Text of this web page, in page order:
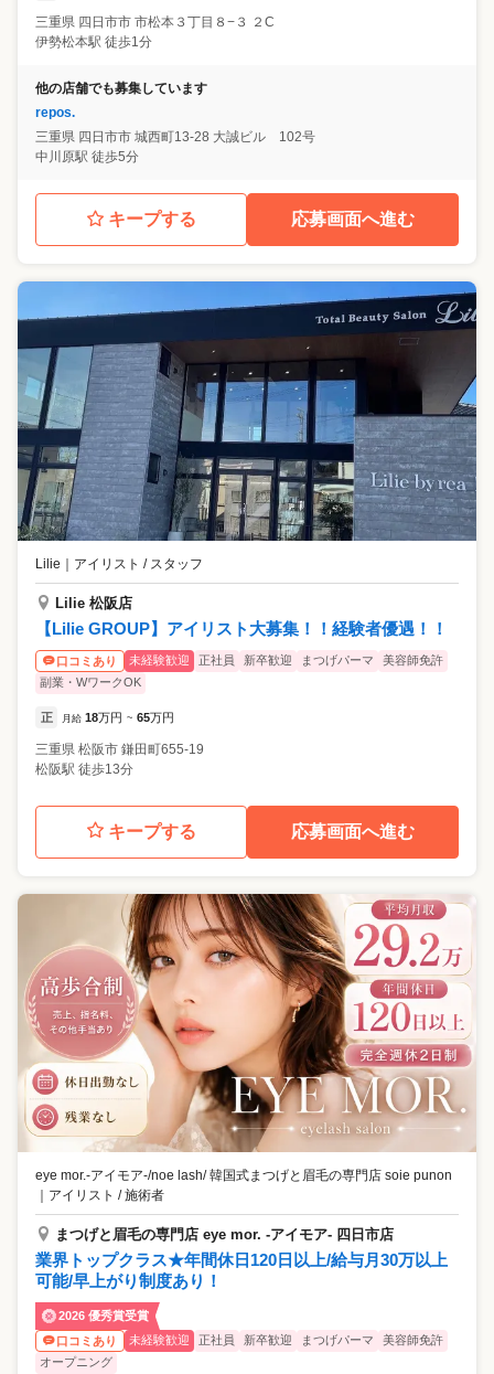
三重県 四日市市 市松本３丁目８−３ ２C
伊勢松本駅 徒歩1分
他の店舗でも募集しています
repos.
三重県 四日市市 城西町13-28 大誠ビル 102号
中川原駅 徒歩5分
キープする 応募画面へ進む
Lilie ｜ アイリスト / スタッフ
Lilie 松阪店
【Lilie GROUP】アイリスト大募集！！経験者優遇！！
口コミあり 未経験歓迎 正社員 新卒歓迎 まつげパーマ
美容師免許
副業・WワークOK
正 月給 18万円 ~ 65万円
三重県 松阪市 鎌田町655-19
松阪駅 徒歩13分
キープする 応募画面へ進む
eye mor.-アイモア-/noe lash/ 韓国式まつげと眉毛の専門店 soie punon
アイリスト / 施術者
まつげと眉毛の専門店 eye mor. -アイモア- 四日市店
業界トップクラス★年間休日120日以上/給与月30万以上
可能/早上がり制度あり！
2026 優秀賞受賞
口コミあり
未経験歓迎 正社員 新卒歓迎 まつげパーマ
美容師免許
オープニング